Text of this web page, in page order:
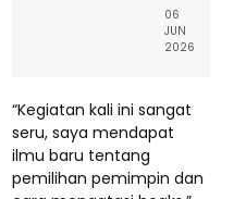
06
JUN
2026
“Kegiatan kali ini sangat
seru, saya mendapat
ilmu baru tentang
pemilihan pemimpin dan